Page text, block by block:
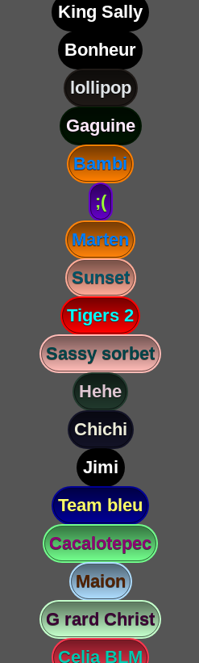
King Sally
Bonheur
lollipop
Gaguine
Bambi
;(
Marten
Sunset
Tigers 2
Sassy sorbet
Hehe
Chichi
Jimi
Team bleu
Cacalotepec
Maion
G rard Christ
Celia BLM